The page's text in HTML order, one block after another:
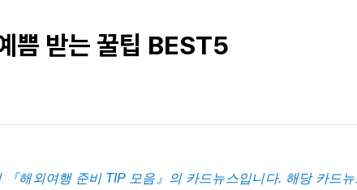
쁨 받는 꿀팁 BEST5
『해외여행 준비 TIP 모음 』의 카드뉴스입니다. 해당 카드